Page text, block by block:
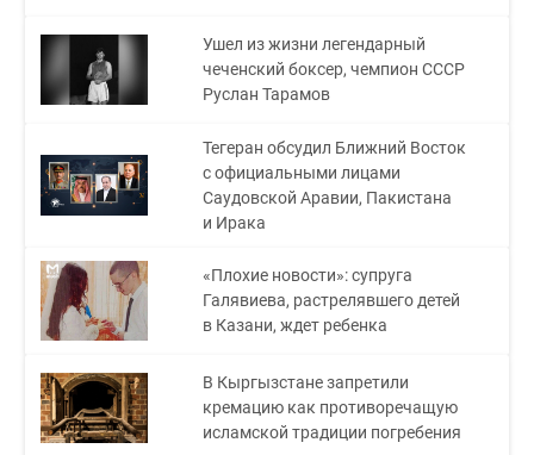
Ушел из жизни легендарный
чеченский боксер, чемпион СССР
Руслан Тарамов
Тегеран обсудил Ближний Восток
с официальными лицами
Саудовской Аравии, Пакистана
и Ирака
«Плохие новости»: супруга
Галявиева, растрелявшего детей
в Казани, ждет ребенка
В Кыргызстане запретили
кремацию как противоречащую
исламской традиции погребения